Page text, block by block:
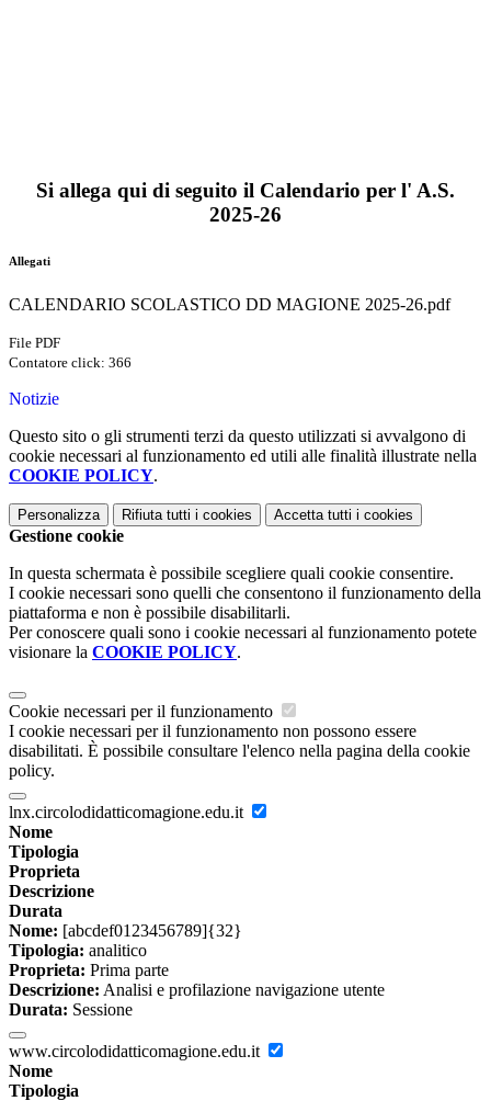
Si allega qui di seguito il Calendario per l' A.S.
2025-26
Allegati
CALENDARIO SCOLASTICO DD MAGIONE 2025-26.pdf
File PDF
Contatore click: 366
Notizie
Questo sito o gli strumenti terzi da questo utilizzati si avvalgono di
cookie necessari al funzionamento ed utili alle finalità illustrate nella
COOKIE POLICY.
Personalizza Rifiuta tutti i cookies Accetta tutti i cookies
Gestione cookie
In questa schermata è possibile scegliere quali cookie consentire.
I cookie necessari sono quelli che consentono il funzionamento della
piattaforma e non è possibile disabilitarli.
Per conoscere quali sono i cookie necessari al funzionamento potete
visionare la COOKIE POLICY.
Cookie necessari per il funzionamento
I cookie necessari per il funzionamento non possono essere
disabilitati. È possibile consultare l'elenco nella pagina della cookie
policy.
lnx.circolodidatticomagione.edu.it
Nome
Tipologia
Proprieta
Descrizione
Durata
Nome: [abcdef0123456789]{32}
Tipologia: analitico
Proprieta: Prima parte
Descrizione: Analisi e profilazione navigazione utente
Durata: Sessione
www.circolodidatticomagione.edu.it
Nome
Tipologia